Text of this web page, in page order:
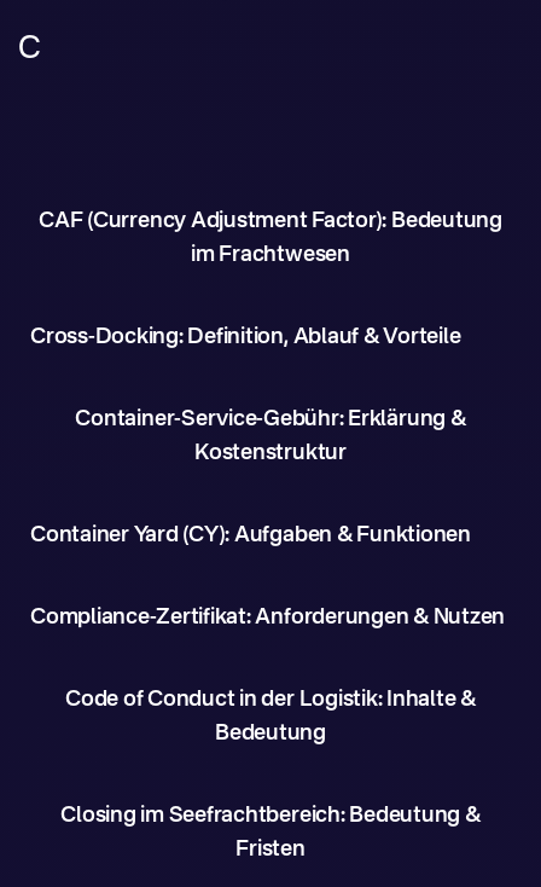
C
CAF (Currency Adjustment Factor): Bedeutung
im Frachtwesen
Cross-Docking: Definition, Ablauf & Vorteile
Container-Service-Gebühr: Erklärung &
Kostenstruktur
Container Yard (CY): Aufgaben & Funktionen
Compliance-Zertifikat: Anforderungen & Nutzen
Code of Conduct in der Logistik: Inhalte &
Bedeutung
Closing im Seefrachtbereich: Bedeutung &
Fristen